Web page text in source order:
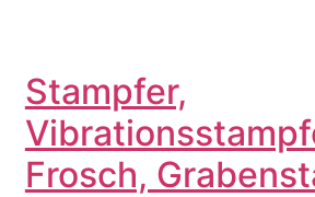
Stampfer,
Frosch,